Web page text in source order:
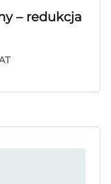
– redukcja